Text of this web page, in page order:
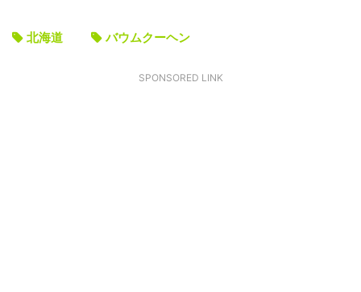
北海道 バウムクーヘン
SPONSORED LINK